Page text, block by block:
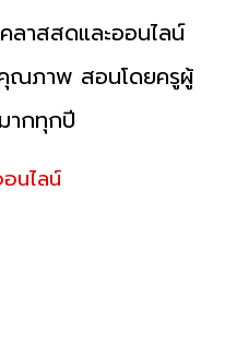
ลาสสดและออนไลน์
ณภาพ สอนโดยครูผู้
ากทุกปี
นไลน์